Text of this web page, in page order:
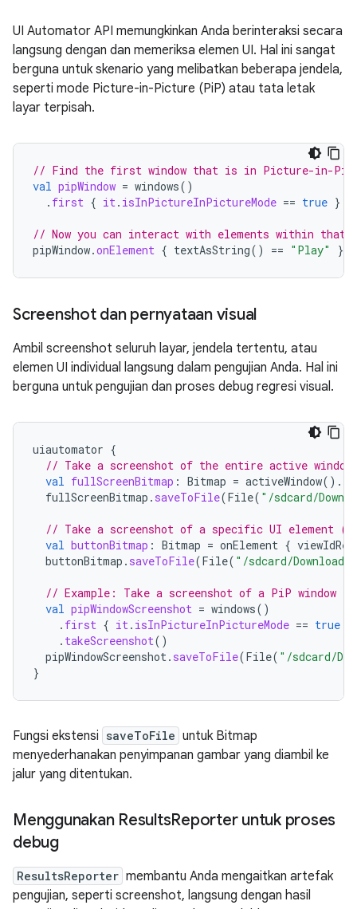
UI Automator API memungkinkan Anda berinteraksi secara
langsung dengan dan memeriksa elemen UI. Hal ini sangat
berguna untuk skenario yang melibatkan beberapa jendela,
seperti mode Picture-in-Picture (PiP) atau tata letak
layar terpisah.
// Find the first window that is in Picture-in-
val pipWindow = windows()
. first { it. isInPictureInPictureMode == true }
// Now you can interact with elements within that
pipWindow.onElement { textAsString() == "Play" }.
Screenshot dan pernyataan visual
Ambil screenshot seluruh layar, jendela tertentu, atau
elemen UI individual langsung dalam pengujian Anda. Hal ini
berguna untuk pengujian dan proses debug regresi visual.
uiautomator {
// Take a screenshot of the entire active window
val fullScreenBitmap : Bitmap = activeWindow().
fullScreenBitmap . saveToFile(File( "/sdcard/
// Take a screenshot of a specific UI element
val buttonBitmap : Bitmap = onElement {
buttonBitmap . saveToFile(File( "/sdcard/Download/
// Example: Take a screenshot of a PiP window
val pipWindowScreenshot = windows()
. first { it. isInPictureInPictureMode == true
. takeScreenshot()
pipWindowScreenshot. saveToFile(File( "/sdcard/
}
Fungsi ekstensi saveToFile untuk Bitmap
menyederhanakan penyimpanan gambar yang diambil ke
jalur yang ditentukan.
Menggunakan ResultsReporter untuk proses
debug
ResultsReporter membantu Anda mengaitkan artefak
pengujian, seperti screenshot, langsung dengan hasil